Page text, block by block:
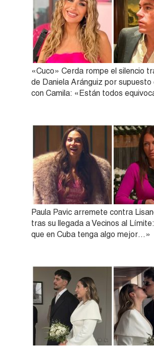
«Cuco» Cerda rompe el silencio
de Daniela Aránguiz por supuesto
con Camila: «Están todos
Paula Pavic arremete contra
tras su llegada a Vecinos al
que en Cuba tenga algo mejor…»